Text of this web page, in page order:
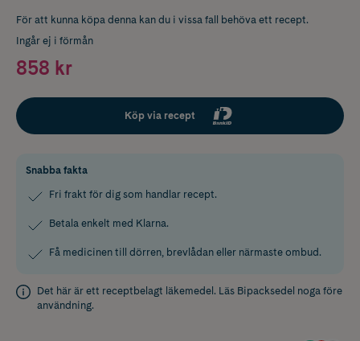
För att kunna köpa denna kan du i vissa fall behöva ett recept.
Ingår ej i förmån
858 kr
Köp via recept
Snabba fakta
Fri frakt för dig som handlar recept.
Betala enkelt med Klarna.
Få medicinen till dörren, brevlådan eller närmaste ombud.
Det här är ett receptbelagt läkemedel. Läs Bipacksedel noga före
användning.